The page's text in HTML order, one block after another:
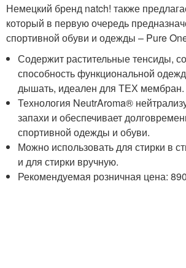
Немецкий бренд natch! также
который в первую очередь
спортивной обуви и одежды – Pure
Содержит растительные тенсиды,
способность функциональной
дышать, идеален для ТЕХ мембран.
Технология NeutrAroma®
запахи и обеспечивает
спортивной одежды и обуви.
Можно использовать для стирки в
и для стирки вручную.
Рекомендуемая розничная цена: